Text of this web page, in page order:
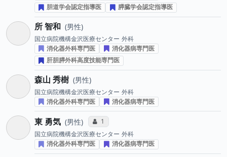
胆道学会認定指導医
膵臓学会認定指導医
所 智和 男性
国立病院機構金沢医療センター 外科
消化器外科専門医
消化器病専門医
肝胆膵外科高度技能専門医
森山 秀樹 男性
国立病院機構金沢医療センター 外科
消化器外科専門医
消化器病専門医
東 勇気 男性 コミュニケーション・タイプ投票数
1
国立病院機構金沢医療センター 外科
消化器外科専門医
消化器病専門医